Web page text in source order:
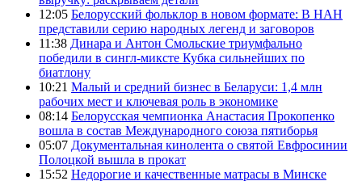
12:05 Белорусский фольклор в новом формате: В НАН
представили серию народных легенд и заговоров
11:38 Динара и Антон Смольские триумфально
победили в сингл-миксте Кубка сильнейших по
биатлону
10:21 Малый и средний бизнес в Беларуси: 1,4 млн
рабочих мест и ключевая роль в экономике
08:14 Белорусская чемпионка Анастасия Прокопенко
вошла в состав Международного союза пятиборья
05:07 Документальная кинолента о святой Евфросинии
Полоцкой вышла в прокат
15:52 Недорогие и качественные матрасы в Минске